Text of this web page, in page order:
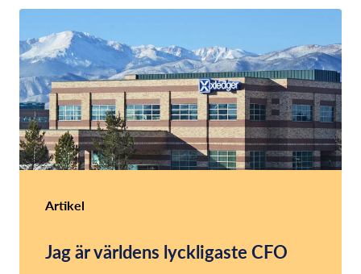
Artikel
Jag är världens lyckligaste CFO